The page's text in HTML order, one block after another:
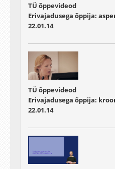
TÜ õppevideod
Erivajadusega õppija:
22.01.14
TÜ õppevideod
Erivajadusega õppija:
22.01.14